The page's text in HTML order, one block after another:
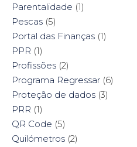
Parentalidade (1)
Pescas (5)
Portal das Finanças (1)
PPR (1)
Profissões (2)
Programa Regressar (6)
Proteção de dados (3)
PRR (1)
QR Code (5)
Quilómetros (2)